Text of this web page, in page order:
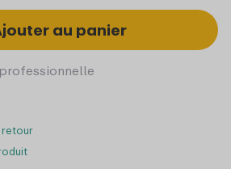
au panier
retour